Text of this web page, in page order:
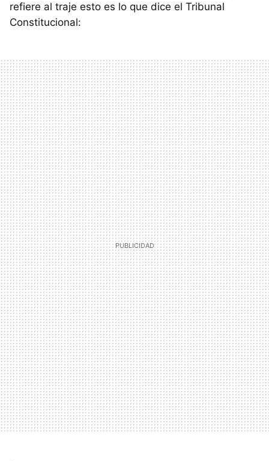
refiere al traje esto es lo que dice el Tribunal
Constitucional: